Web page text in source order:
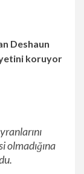
Deshaun
koruyor
olmadığına